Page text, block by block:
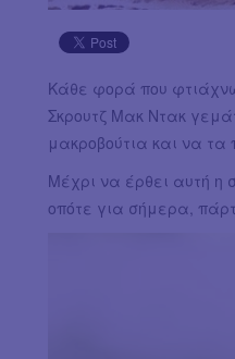
Κάθε φορά που
Σκρουτζ Μακ Ντακ
μακροβούτια και να
Μέχρι να έρθει αυτή
οπότε για σήμερα,